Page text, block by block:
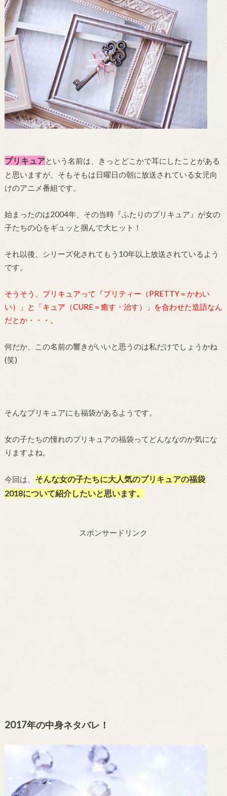
プリキュアという名前は、きっとどこかで耳にしたことがある
と思いますが、そもそもは日曜日の朝に放送されている女児向
けのアニメ番組です。
始まったのは2004年、その当時『ふたりのプリキュア』が女の
子たちの心をギュッと掴んで大ヒット！
それ以後、シリーズ化されてもう10年以上放送されているよう
です。
そうそう、プリキュアって『プリティー（PRETTY＝かわい
い）」と「キュア（CURE＝癒す・治す）」を合わせた造語なん
だとか・・・。
何だか、この名前の響きがいいと思うのは私だけでしょうかね
(笑)
そんなプリキュアにも福袋があるようです。
女の子たちの憧れのプリキュアの福袋ってどんななのか気にな
りますよね。
今回は、 そんな女の子たちに大人気のプリキュアの福袋
2018について紹介したいと思います。
スポンサードリンク
2017年の中身ネタバレ！